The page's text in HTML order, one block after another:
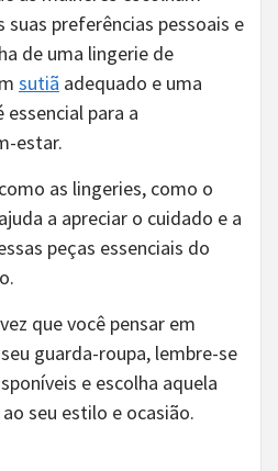
suas preferências pessoais e
de uma lingerie de
sutiã adequado e uma
para a
estar.
as lingeries, como o
a apreciar o cuidado e a
peças essenciais do
que você pensar em
guarda-roupa, lembre-se
e escolha aquela
seu estilo e ocasião.